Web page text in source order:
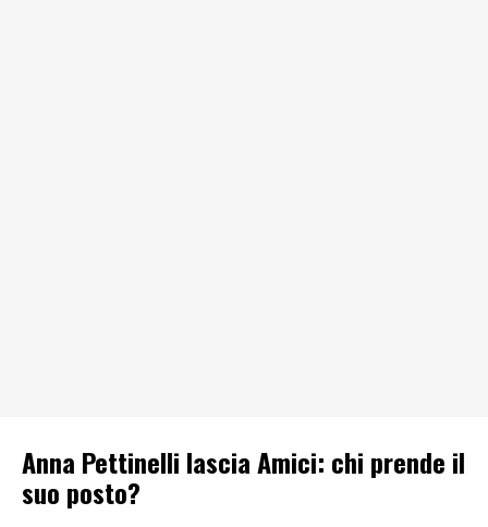
Anna Pettinelli lascia Amici: chi prende il
suo posto?